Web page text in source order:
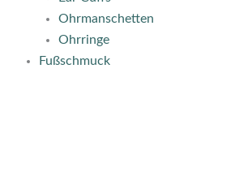
Ohrmanschetten
Ohrringe
Fußschmuck